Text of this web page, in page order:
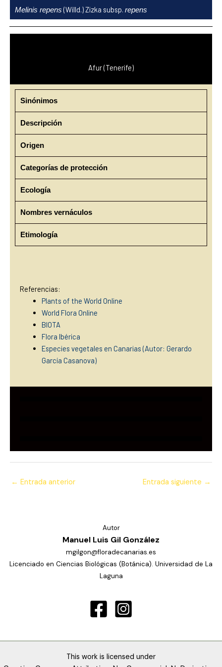
contenido
Melinis repens (Willd.) Zizka subsp. repens
Afur (Tenerife)
Sinónimos
Descripción
Origen
Categorías de protección
Ecología
Nombres vernáculos
Etimología
Referencias:
Plants of the World Online
World Flora Online
BIOTA
Flora Ibérica
Especies vegetales en Canarias (Autor: Gerardo
García Casanova)
← Entrada anterior Entrada siguiente →
Autor
Manuel Luis Gil González
mgilgon@floradecanarias.es
Licenciado en Ciencias Biológicas (Botánica). Universidad de La
Laguna
This work is licensed under